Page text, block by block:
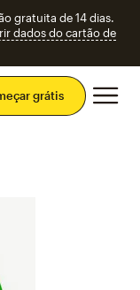
gratuita de 14 dias.
dados do cartão de
grátis